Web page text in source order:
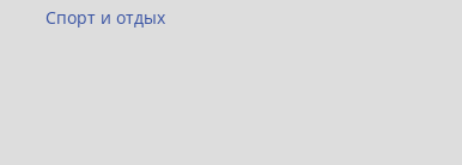
Спорт и отдых